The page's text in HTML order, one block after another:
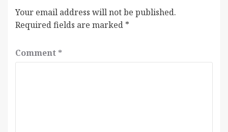
Your email address will not be published.
Required fields are marked *
Comment *